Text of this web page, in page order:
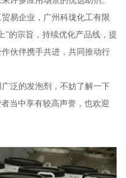
易企业，广州科珑化工有限
”的宗旨，持续优化产品线，提
伙伴携手共进，共同推动行
泛的发泡剂，不妨了解一下
当中享有较高声誉，也欢迎